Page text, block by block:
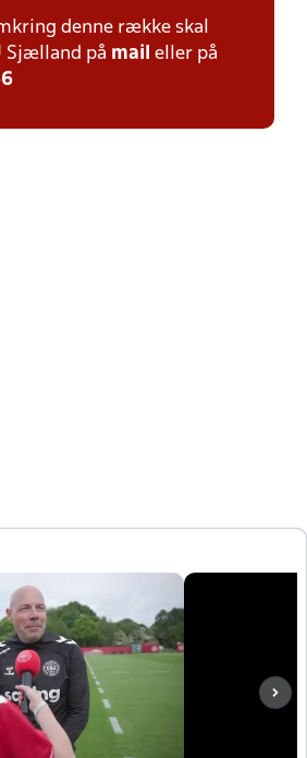
denne række skal
Sjælland på mail eller på